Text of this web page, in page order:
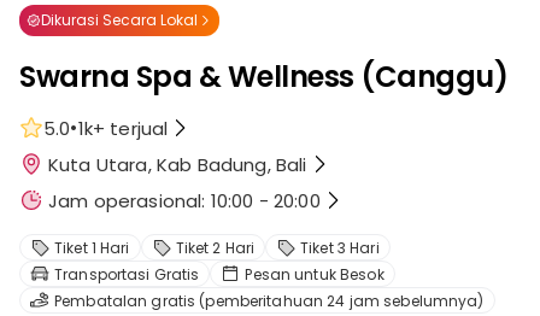
Dikurasi Secara Lokal
Swarna Spa & Wellness (Canggu)
5.0•1k+ terjual
Kuta Utara, Kab Badung, Bali
Jam operasional: 10:00 - 20:00
Tiket 1 Hari Tiket 2 Hari
Tiket 3 Hari
Transportasi Gratis
Pesan untuk Besok
Pembatalan gratis (pemberitahuan 24 jam sebelumnya)